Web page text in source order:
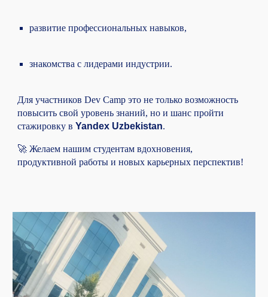
развитие профессиональных навыков,
знакомства с лидерами индустрии.
Для участников Dev Camp это не только возможность
повысить свой уровень знаний, но и шанс пройти
стажировку вYandex Uzbekistan.
🚀 Желаем нашим студентам вдохновения,
продуктивной работы и новых карьерных перспектив!